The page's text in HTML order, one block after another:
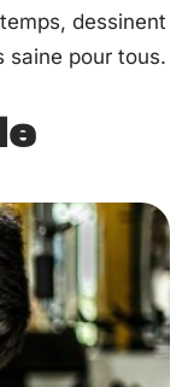
dessinent
saine pour tous.